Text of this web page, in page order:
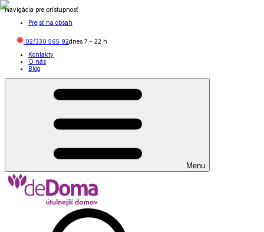
Navigácia pre prístupnosť
Prejsť na obsah
02/330 565 92dnes 7 - 22 h
Kontakty
O nás
Blog
Menu